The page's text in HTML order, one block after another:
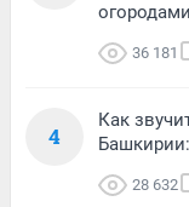
36 181
4
Как
28 632